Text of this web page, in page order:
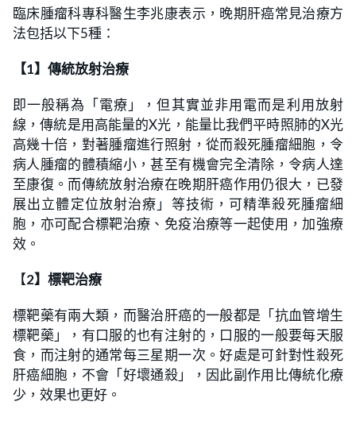
臨床腫瘤科專科醫生李兆康表示，晚期肝癌常見治療方
法包括以下5種：
【1】傳統放射治療
即一般稱為「電療」，但其實並非用電而是利用放射
線，傳統是用高能量的X光，能量比我們平時照肺的X光
高幾十倍，對著腫瘤進行照射，從而殺死腫瘤細胞，令
病人腫瘤的體積縮小，甚至有機會完全清除，令病人達
至康復。而傳統放射治療在晚期肝癌作用仍很大，已發
展出立體定位放射治療」等技術，可精準殺死腫瘤細
胞，亦可配合標靶治療、免疫治療等一起使用，加強療
效。
【2】標靶治療
標靶藥有兩大類，而醫治肝癌的一般都是「抗血管增生
標靶藥」，有口服的也有注射的，口服的一般要每天服
食，而注射的通常每三星期一次。好處是可針對性殺死
肝癌細胞，不會「好壞通殺」，因此副作用比傳統化療
少，效果也更好。